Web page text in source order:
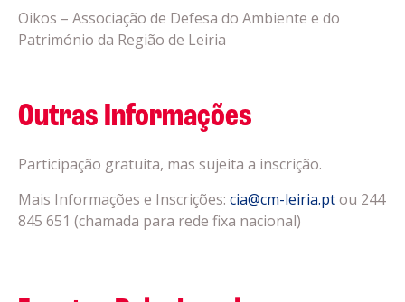
Oikos – Associação de Defesa do Ambiente e do
Património da Região de Leiria
Outras Informações
Participação gratuita, mas sujeita a inscrição.
Mais Informações e Inscrições: cia@cm-leiria.ptou 244
845 651 (chamada para rede fixa nacional)